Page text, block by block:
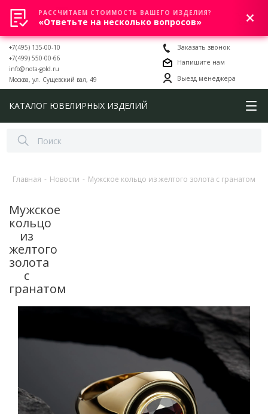
0
+7(495) 135-00-10
+7(499) 550-00-66
info@nota-gold.ru
Москва, ул. Сущевский вал, 49
Заказать звонок
Напишите нам
Выезд менеджера
КАТАЛОГ ЮВЕЛИРНЫХ ИЗДЕЛИЙ
Главная - Новости - Мужское кольцо из желтого золота с гранатом
Мужское
кольцо
из
желтого
золота
с
гранатом
РАССЧИТАЕМ СТОИМОСТЬ ВАШЕГО ИЗДЕЛИЯ?
«Ответьте на несколько вопросов»